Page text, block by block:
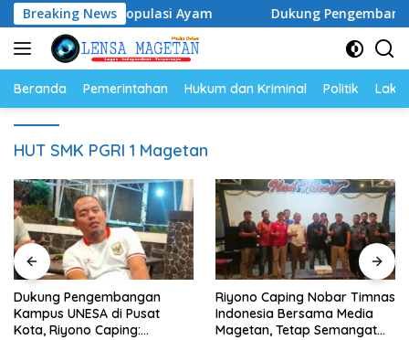
Langsung
ke
konten
Breaking News
dan Populasi Ayam Dukung Pengembangan
Beranda Pemerintahan Hukum dan Kriminal Politik
HUT SMK PGRI 1 Magetan
Dukung Pengembangan
Kampus UNESA di Pusat
Kota, Riyono Caping:
Riyono Caping Nobar Timnas
Indonesia Bersama Media
Magetan, Tetap Semangat